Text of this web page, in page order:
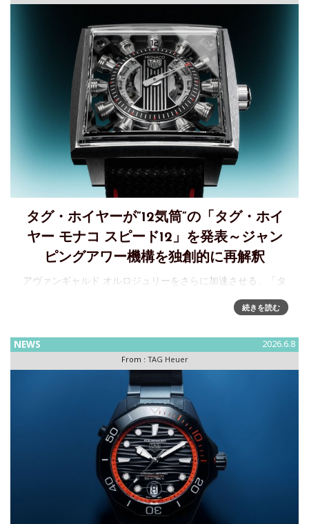
タグ・ホイヤーが”12気筒”の「タグ・ホイ
ヤー モナコ スピード12」を発表～ジャン
ピングアワー機構を独創的に再解釈
アヴァンギャルド オルロジュリーをさらに加速させる、「タ
哮大胆さと卓越したクラフツマンシップが交差するブラン
緊
続きを読む
NEWS 2026.6.8
From : TAG Heuer